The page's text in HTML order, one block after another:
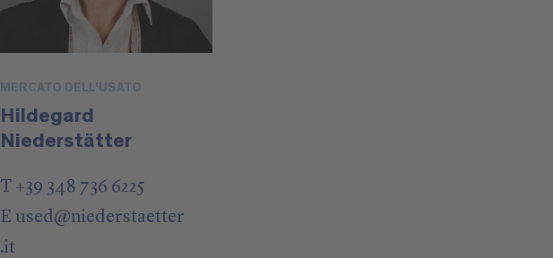
MERCATO DELL'USATO
Hildegard
Niederstätter
T +39 348 736 6225
E used@niederstaetter
.it